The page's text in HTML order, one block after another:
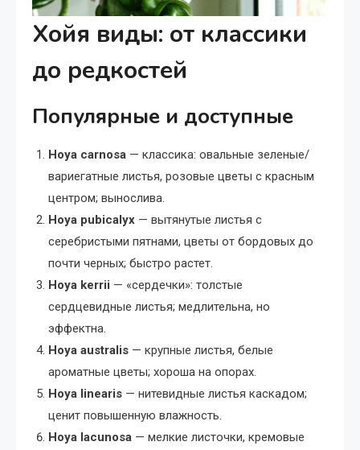
Хойя виды: от классики
до редкостей
Популярные и доступные
Hoya carnosa — классика: овальные зеленые/
вариегатные листья, розовые цветы с красным
центром; вынослива.
Hoya pubicalyx — вытянутые листья с
серебристыми пятнами, цветы от бордовых до
почти черных; быстро растет.
Hoya kerrii — «сердечки»: толстые
сердцевидные листья; медлительна, но
эффектна.
Hoya australis — крупные листья, белые
ароматные цветы; хороша на опорах.
Hoya linearis — нитевидные листья каскадом;
ценит повышенную влажность.
Hoya lacunosa — мелкие листочки, кремовые